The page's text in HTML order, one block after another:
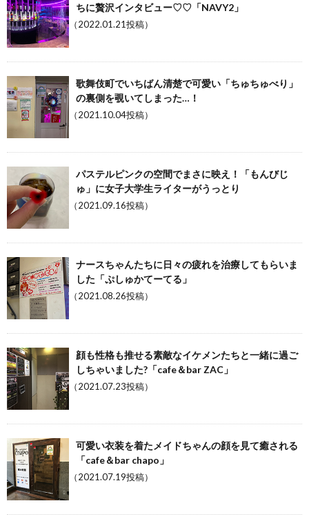
ちに贅沢インタビュー♡♡「NAVY2」
（2022.01.21投稿）
歌舞伎町でいちばん清楚で可愛い「ちゅちゅべり」
の裏側を覗いてしまった…！
（2021.10.04投稿）
パステルピンクの空間でまさに映え！「もんびじ
ゅ」に女子大学生ライターがうっとり
（2021.09.16投稿）
ナースちゃんたちに日々の疲れを治療してもらいま
した「ぷしゅかてーてる」
（2021.08.26投稿）
顔も性格も推せる素敵なイケメンたちと一緒に過ご
しちゃいました?「cafe＆bar ZAC」
（2021.07.23投稿）
可愛い衣装を着たメイドちゃんの顔を見て癒される
「cafe＆bar chapo」
（2021.07.19投稿）